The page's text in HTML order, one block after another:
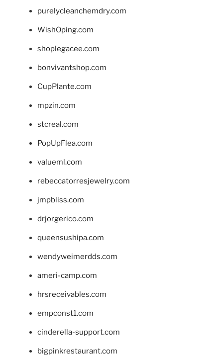
purelycleanchemdry.com
WishOping.com
shoplegacee.com
bonvivantshop.com
CupPlante.com
mpzin.com
stcreal.com
PopUpFlea.com
valueml.com
rebeccatorresjewelry.com
jmpbliss.com
drjorgerico.com
queensushipa.com
wendyweimerdds.com
ameri-camp.com
hrsreceivables.com
empconst1.com
cinderella-support.com
bigpinkrestaurant.com